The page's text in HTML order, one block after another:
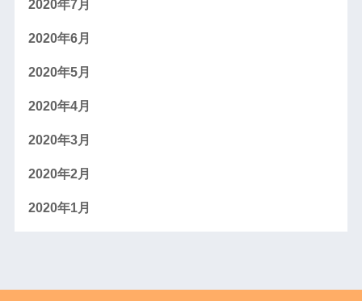
2020年7月
2020年6月
2020年5月
2020年4月
2020年3月
2020年2月
2020年1月